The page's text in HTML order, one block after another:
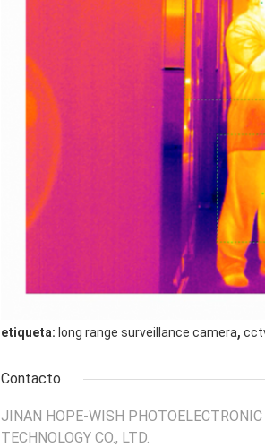
etiqueta: long range surveillance camera,
Contacto
JINAN HOPE-WISH PHOTOELECTRONIC
TECHNOLOGY CO., LTD.